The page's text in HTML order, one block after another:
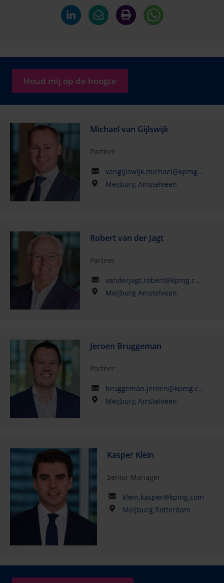
Houd mij op de hoogte
Michael van Gijlswijk
Partner
vangijlswijk.michael@kpmg.com
Meijburg Amstelveen
Robert van der Jagt
Partner
vanderjagt.robert@kpmg.com
Meijburg Amstelveen
Jeroen Bruggeman
Partner
bruggeman.jeroen@kpmg.com
Meijburg Amstelveen
Kasper Klein
Senior Manager
klein.kasper@kpmg.com
Meijburg Rotterdam